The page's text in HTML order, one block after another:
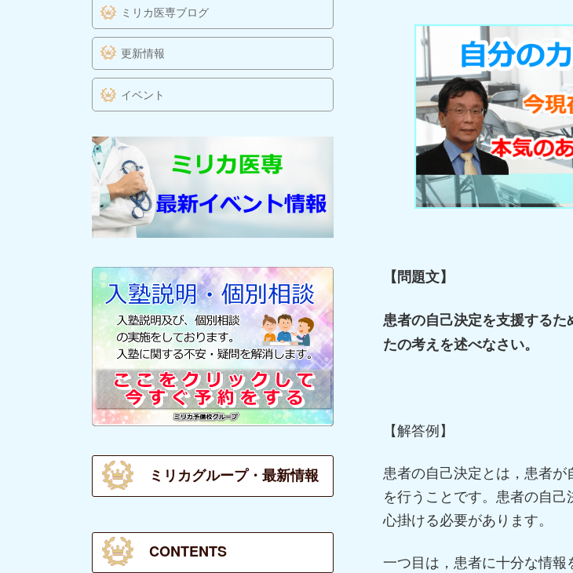
日
時
:
【問題文】
患者の自己決定を支援する
たの考えを述べなさい。
【解答例】
患者の自己決定とは，患者
を行うことです。患者の自
心掛ける必要があります。
一つ目は，患者に十分な情
ミリカ医専ブログ
更新情報
イベント
ミリカグループ・最新情報
CONTENTS